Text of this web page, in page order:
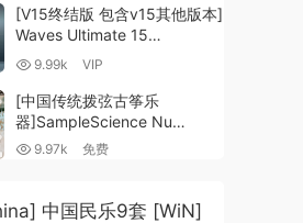
MacOSX]（80.48GB+）
[V15终结版 包含v15其他版本]
Waves Ultimate 15
v25.05.27+一键安装版+安装
MacOSX]
（4.1GB+10.2GB+9.6GB）
9.99k VIP
[中国传统拨弦古筝乐
器]SampleScience Nu
Guzheng v2.0 x64 VST
9.97k 免费
中国民乐9套 [WiN]